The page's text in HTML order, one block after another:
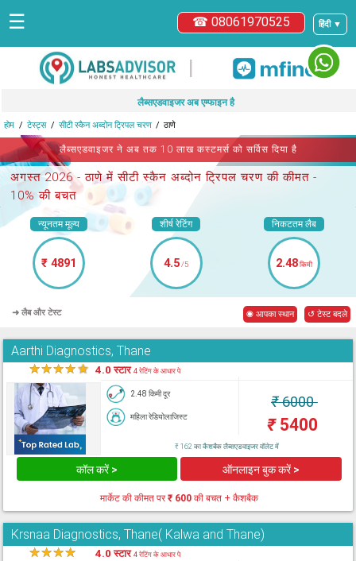
हिंदी ▼
☎ 08061970525
☰
|
लैब्सएडवाइजर अब एम्फाइन है
होम टेस्ट्स सीटी स्कैन अब्दोन ट्रिपल चरण ठाणे
लैब्सएडवाइजर ने अब तक 10 लाख कस्टमर्स को सर्विस दिया है
अगस्त 2026 -ठाणे में सीटी स्कैन अब्दोन ट्रिपल चरण की कीमत -
10% की बचत
न्यूनतम मूल्य
₹ 4891
शीर्ष रेटिंग
4.5/5
निकटतम लैब
2.48किमी
➜ लैब और टेस्ट ◉ आपका स्थान ↺ टेस्ट बदले
Aarthi Diagnostics, Thane
★★★★★ 4.0 स्टार4 रेटिंग के आधार पे
2.48 किमी दूर
महिला रेडियोलाजिस्ट
₹6000
₹5400
₹ 162 का कैशबैक लैब्सएडवाइजर वॉलेट में
कॉल करें > ऑनलाइन बुक करें >
मार्केट की कीमत पर₹ 600की बचत + कैशबैक
Krsnaa Diagnostics, Thane( Kalwa and Thane)
★★★★ 4.0 स्टार4 रेटिंग के आधार पे